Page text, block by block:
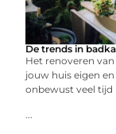
De trends in
Het renoveren
jouw huis eigen
onbewust veel tijd
...